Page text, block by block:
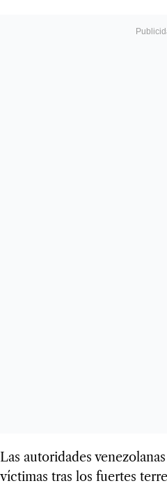
Las autoridades
víctimas tras los fuertes